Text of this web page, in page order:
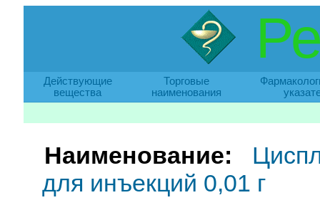
Действующие
вещества
Торговые
наименования
Наименование:
для инъекций 0,01 г